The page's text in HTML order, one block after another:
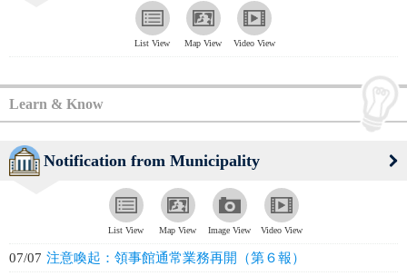
List View Map View Video View
Learn & Know
Notification from Municipality
List View Map View Image View Video View
07/07 注意喚起：領事館通常業務再開（第６報）